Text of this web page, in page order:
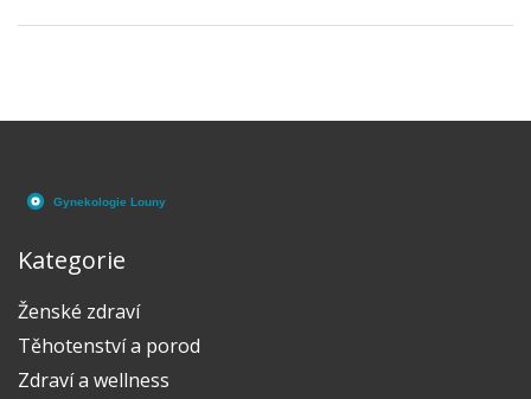
Kategorie
Ženské zdraví
Těhotenství a porod
Zdraví a wellness